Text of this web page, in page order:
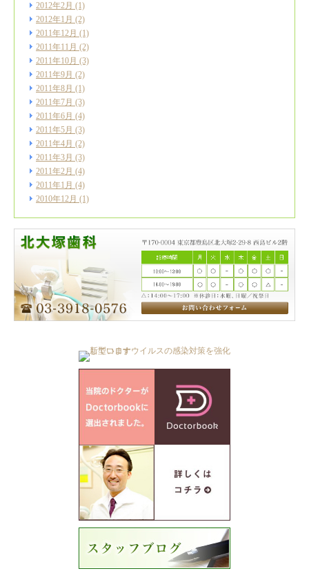
2012年2月 (1)
2012年1月 (2)
2011年12月 (1)
2011年11月 (2)
2011年10月 (3)
2011年9月 (2)
2011年8月 (1)
2011年7月 (3)
2011年6月 (4)
2011年5月 (3)
2011年4月 (2)
2011年3月 (3)
2011年2月 (4)
2011年1月 (4)
2010年12月 (1)